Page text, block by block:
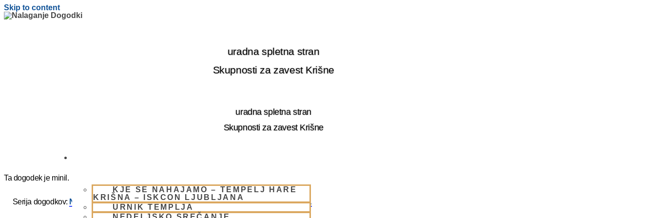
Skip to content
uradna spletna stran
Skupnosti za zavest Krišne
uradna spletna stran
Skupnosti za zavest Krišne
KJE SE NAHAJAMO – TEMPELJ HARE
KRIŠNA – ISKCON LJUBLJANA
URNIK TEMPLJA
Ta dogodek je minil.
Serija dogodkov: NEDELJSKO SREČANJE – CENTER HARE KRIŠNA LJUBLJANA